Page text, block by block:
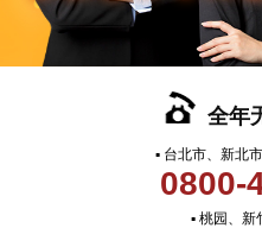
全年
▪ 台北市、新北
0800-
▪ 桃园、新